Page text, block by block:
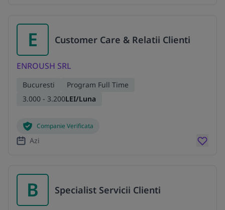
E Customer Care & Relatii Clienti
ENROUSH SRL
Bucuresti
Program Full Time
3.000 - 3.200LEI/Luna
Companie Verificata
Azi
B Specialist Servicii Clienti